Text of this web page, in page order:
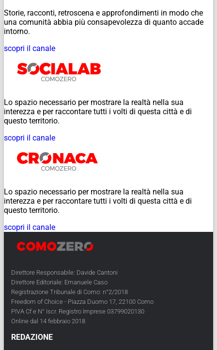
Storie, racconti, retroscena e approfondimenti in modo che
una comunità abbia più consapevolezza di quanto accade
intorno.
scopri il canale
Lo spazio necessario per mostrare la realtà nella sua
interezza e per raccontare tutti i volti di questa città e di
questo territorio.
scopri il canale
Lo spazio necessario per mostrare la realtà nella sua
interezza e per raccontare tutti i volti di questa città e di
questo territorio.
scopri il canale
Direttore Responsabile: Davide Cantoni
Direttore Editoriale: Emanuele Caso
Registrazione Tribunale di Como: n°2/2018
Freedom of Choice - Piazza Duomo 17, 22100 Como
PIVA Cf e N° Iscr. Registro Imprese 03799020130
Online dal 14 febbraio 2018
REDAZIONE